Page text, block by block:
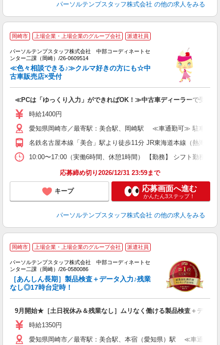
パーソルテンプスタッフ株式会社 の他の求人をみる
岡崎市 上場企業・上場企業のグループ会社 派遣社員
パーソルテンプスタッフ株式会社 中部コーディネートセ
ンター二課（岡崎）/26-0609514
≪色々相談できる♪≫クルマ好きの方にも☆中
古車販売店×受付
≪PCは「ゆっくり入力」ができればOK！≫中古車ディーラーで受付事
時給1400円
愛知県岡崎市／最寄駅：美合駅、岡崎駅 ≪車通勤可≫ 駐車場完
名鉄名古屋本線「美合」駅より徒歩11分 JR東海道本線（熱海－
10:00〜17:00（実働6時間、休憩1時間） 【勤務】 シフト勤務
応募締め切り2026/12/31 23:59まで
キープ 応募画面へ進む
かんたん3ステップ！
パーソルテンプスタッフ株式会社 の他の求人をみる
岡崎市 上場企業・上場企業のグループ会社 派遣社員
パーソルテンプスタッフ株式会社 中部コーディネートセ
ンター二課（岡崎）/26-0580086
［あんしん長期］製品検査＋データ入力♪残業
なし◎17時台定時！
9月開始★［土日祝休み＆残業なし］ムリなく働ける製品検査＋データ
時給1350円
愛知県岡崎市／最寄駅：美合駅、本宿（愛知県）駅 ≪車通勤可